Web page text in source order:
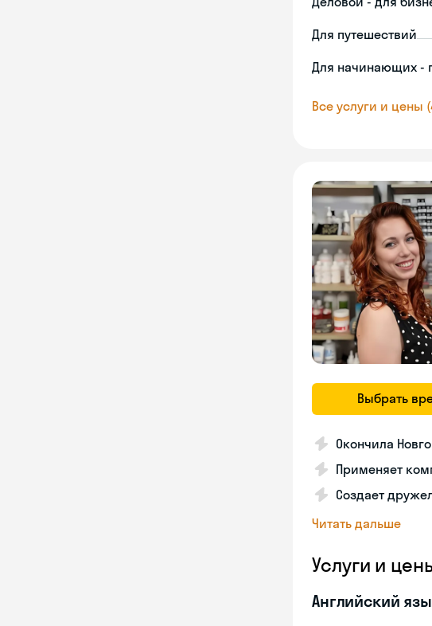
Для путешествий
Для начинающих -
Все услуги и цены
Выбрать
Окончила
Применяет
Создает
Читать дальше
Услуги и
Английский